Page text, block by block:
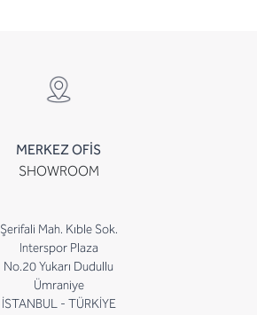
MERKEZ OFİS
SHOWROOM
Şerifali Mah. Kıble Sok.
Interspor Plaza
No.20 Yukarı Dudullu
Ümraniye
İSTANBUL - TÜRKİYE